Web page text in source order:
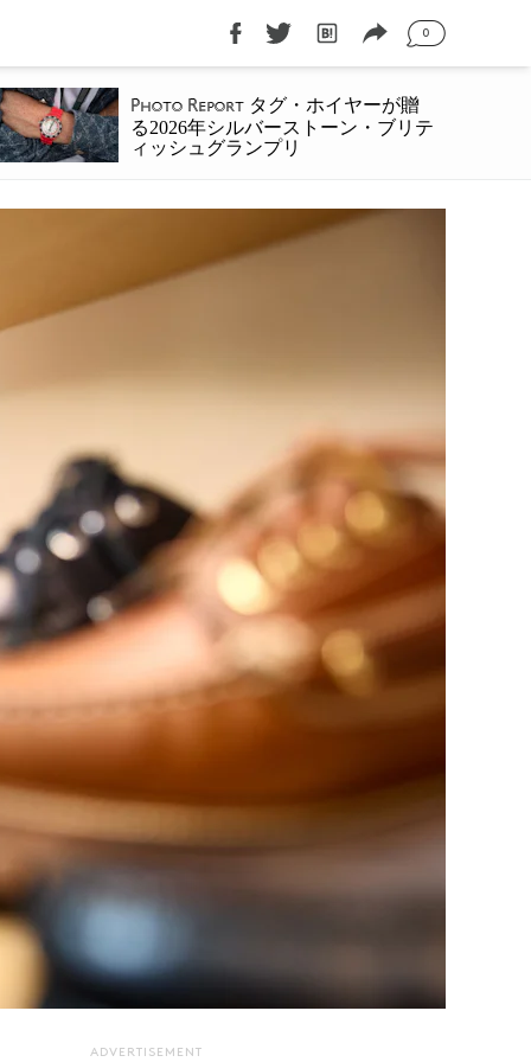
0
Photo Reportタグ・ホイヤーが贈
る2026年シルバーストーン・ブリテ
ィッシュグランプリ
ADVERTISEMENT